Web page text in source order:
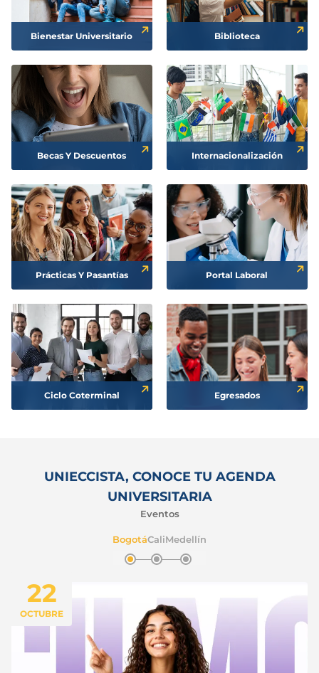
Bienestar Universitario Biblioteca
Becas Y Descuentos Internacionalización
Prácticas Y Pasantías Portal Laboral
Ciclo Coterminal Egresados
UNIECCISTA, CONOCE TU AGENDA
UNIVERSITARIA
Eventos
BogotáCaliMedellín
22
OCTUBRE